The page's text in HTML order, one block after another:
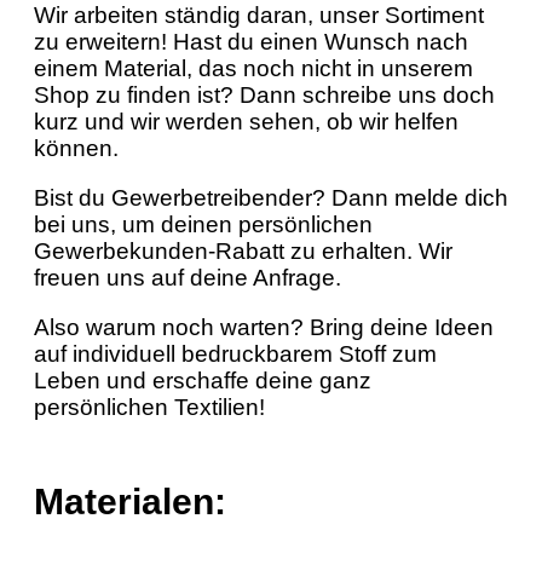
Wir arbeiten ständig daran, unser Sortiment
zu erweitern! Hast du einen Wunsch nach
einem Material, das noch nicht in unserem
Shop zu finden ist? Dann schreibe uns doch
kurz und wir werden sehen, ob wir helfen
können.
Bist du Gewerbetreibender? Dann melde dich
bei uns, um deinen persönlichen
Gewerbekunden-Rabatt zu erhalten. Wir
freuen uns auf deine Anfrage.
Also warum noch warten? Bring deine Ideen
auf individuell bedruckbarem Stoff zum
Leben und erschaffe deine ganz
persönlichen Textilien!
Materialen: